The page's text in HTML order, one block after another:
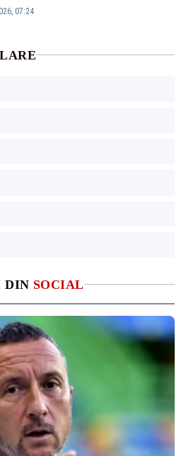
DIN SOCIAL
britanice au fost ridicate de la
07:24